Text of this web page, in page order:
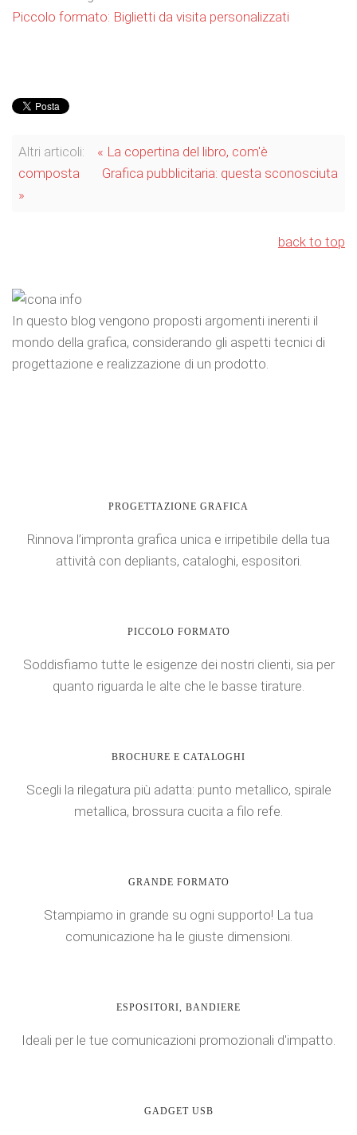
Piccolo formato: Biglietti da visita personalizzati
Altri articoli:
« La copertina del libro, com'è
composta
Grafica pubblicitaria: questa sconosciuta
»
back to top
In questo blog vengono proposti argomenti inerenti il
mondo della grafica, considerando gli aspetti tecnici di
progettazione e realizzazione di un prodotto.
PROGETTAZIONE GRAFICA
Rinnova l’impronta grafica unica e irripetibile della tua
attività con depliants, cataloghi, espositori.
PICCOLO FORMATO
Soddisfiamo tutte le esigenze dei nostri clienti, sia per
quanto riguarda le alte che le basse tirature.
BROCHURE E CATALOGHI
Scegli la rilegatura più adatta: punto metallico, spirale
metallica, brossura cucita a filo refe.
GRANDE FORMATO
Stampiamo in grande su ogni supporto! La tua
comunicazione ha le giuste dimensioni.
ESPOSITORI, BANDIERE
Ideali per le tue comunicazioni promozionali d'impatto.
GADGET USB